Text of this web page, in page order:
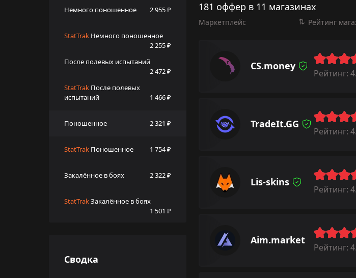
Немного поношенное 2 955 ₽
StatTrak Немного поношенное
2 255 ₽
После полевых испытаний
2 472 ₽
StatTrak После полевых
испытаний
1 466 ₽
Поношенное 2 321 ₽
StatTrak Поношенное 1 754 ₽
Закалённое в боях 2 322 ₽
StatTrakЗакалённое в боях
1 501 ₽
181 оффер в 11 магазинах
Маркетплейс
Рейтинг
CS.money
Рейтинг:
TradeIt.GG
Рейтинг:
Lis-skins
Рейтинг:
Aim.market
Рейтинг:
Сводка